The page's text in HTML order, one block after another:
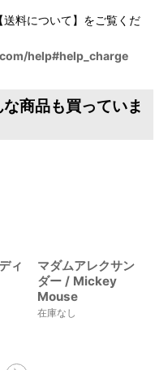
料について】をご覧くだ
help#help_charge
商品も買っていま
ィ
マダムアレクサン
ダー / Mickey
Mouse
在庫なし